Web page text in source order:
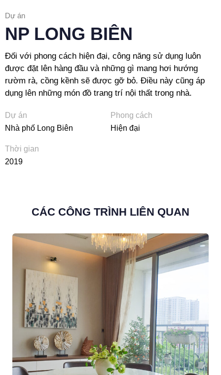
Dự án
NP LONG BIÊN
Đối với phong cách hiện đại, công năng sử dụng luôn
được đặt lên hàng đầu và những gì mang hơi hướng
rườm rà, cồng kềnh sẽ được gỡ bỏ. Điều này cũng áp
dụng lên những món đồ trang trí nội thất trong nhà.
Dự án
Nhà phố Long Biên
Phong cách
Hiện đại
Thời gian
2019
CÁC CÔNG TRÌNH LIÊN QUAN